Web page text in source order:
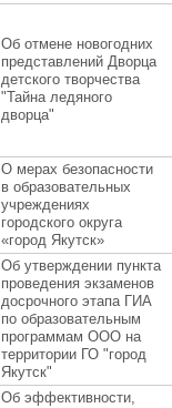
Об отмене новогодних
представлений Дворца
детского творчества
"Тайна ледяного
дворца"
О мерах безопасности
в образовательных
учреждениях
городского округа
«город Якутск»
Об утверждении пункта
проведения экзаменов
досрочного этапа ГИА
по образовательным
программам ООО на
территории ГО "город
Якутск"
Об эффективности,